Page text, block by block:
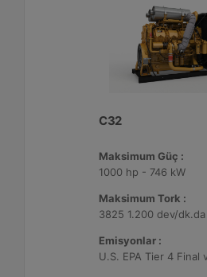
C32
Maksimum Güç :
1000 hp - 746 kW
Maksimum Tork :
Emisyonlar :